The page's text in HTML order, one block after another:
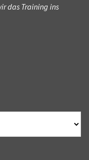
das Training ins